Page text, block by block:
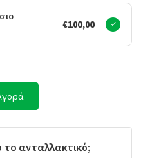
€100,00
το ανταλλακτικό;